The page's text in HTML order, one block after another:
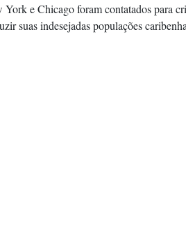
York e Chicago foram contatados para
suas indesejadas populações